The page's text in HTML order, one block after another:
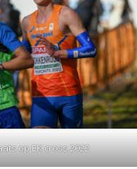
op EK cross 2022